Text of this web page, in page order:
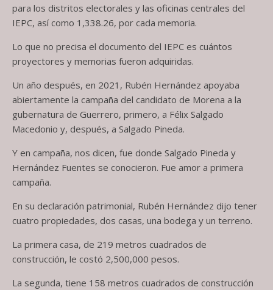
para los distritos electorales y las oficinas centrales del
IEPC, así como 1,338.26, por cada memoria.
Lo que no precisa el documento del IEPC es cuántos
proyectores y memorias fueron adquiridas.
Un año después, en 2021, Rubén Hernández apoyaba
abiertamente la campaña del candidato de Morena a la
gubernatura de Guerrero, primero, a Félix Salgado
Macedonio y, después, a Salgado Pineda.
Y en campaña, nos dicen, fue donde Salgado Pineda y
Hernández Fuentes se conocieron. Fue amor a primera
campaña.
En su declaración patrimonial, Rubén Hernández dijo tener
cuatro propiedades, dos casas, una bodega y un terreno.
La primera casa, de 219 metros cuadrados de
construcción, le costó 2,500,000 pesos.
La segunda, tiene 158 metros cuadrados de construcción